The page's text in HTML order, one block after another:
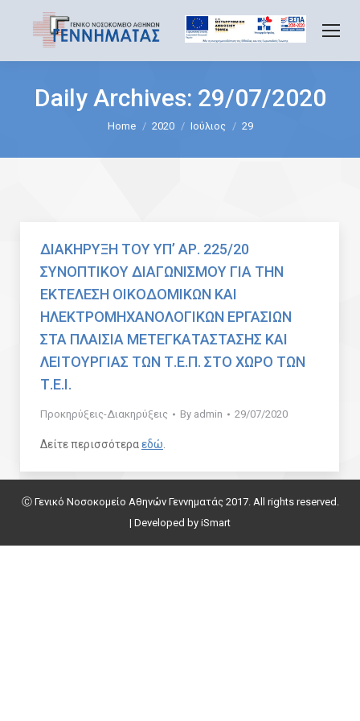
Daily Archives: 29/07/2020
Home 2020 Ιούλιος 29
ΔΙΑΚΗΡΥΞΗ ΤΟΥ ΥΠ’ ΑΡ. 225/20
ΣΥΝΟΠΤΙΚΟΥ ΔΙΑΓΩΝΙΣΜΟΥ ΓΙΑ ΤΗΝ
ΕΚΤΕΛΕΣΗ ΟΙΚΟΔΟΜΙΚΩΝ ΚΑΙ
ΗΛΕΚΤΡΟΜΗΧΑΝΟΛΟΓΙΚΩΝ ΕΡΓΑΣΙΩΝ
ΣΤΑ ΠΛΑΙΣΙΑ ΜΕΤΕΓΚΑΤΑΣΤΑΣΗΣ ΚΑΙ
ΛΕΙΤΟΥΡΓΙΑΣ ΤΩΝ Τ.Ε.Π. ΣΤΟ ΧΩΡΟ ΤΩΝ
Τ.Ε.Ι.
Προκηρύξεις-Διακηρύξεις By admin 29/07/2020
Δείτε περισσότεραεδώ
Ⓒ Γενικό Νοσοκομείο Αθηνών Γεννηματάς 2017. All rights reserved.
| Developed by iSmart